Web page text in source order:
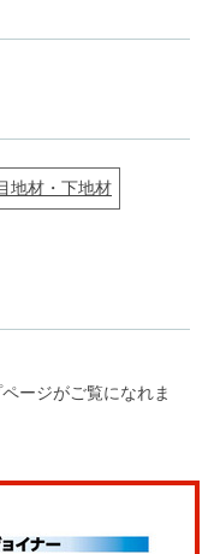
地材・下地材
ージがご覧になれま